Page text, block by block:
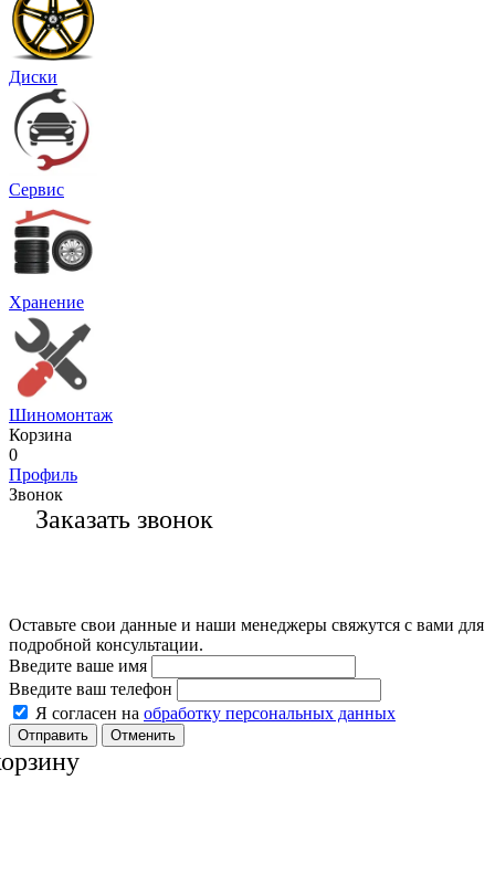
Диски
Сервис
Хранение
Шиномонтаж
Корзина
0
Профиль
Звонок
Заказать звонок
Оставьте свои данные и наши менеджеры свяжутся с вами для
подробной консультации.
Введите ваше имя
Введите ваш телефон
Я согласен на обработку персональных данных
Отменить